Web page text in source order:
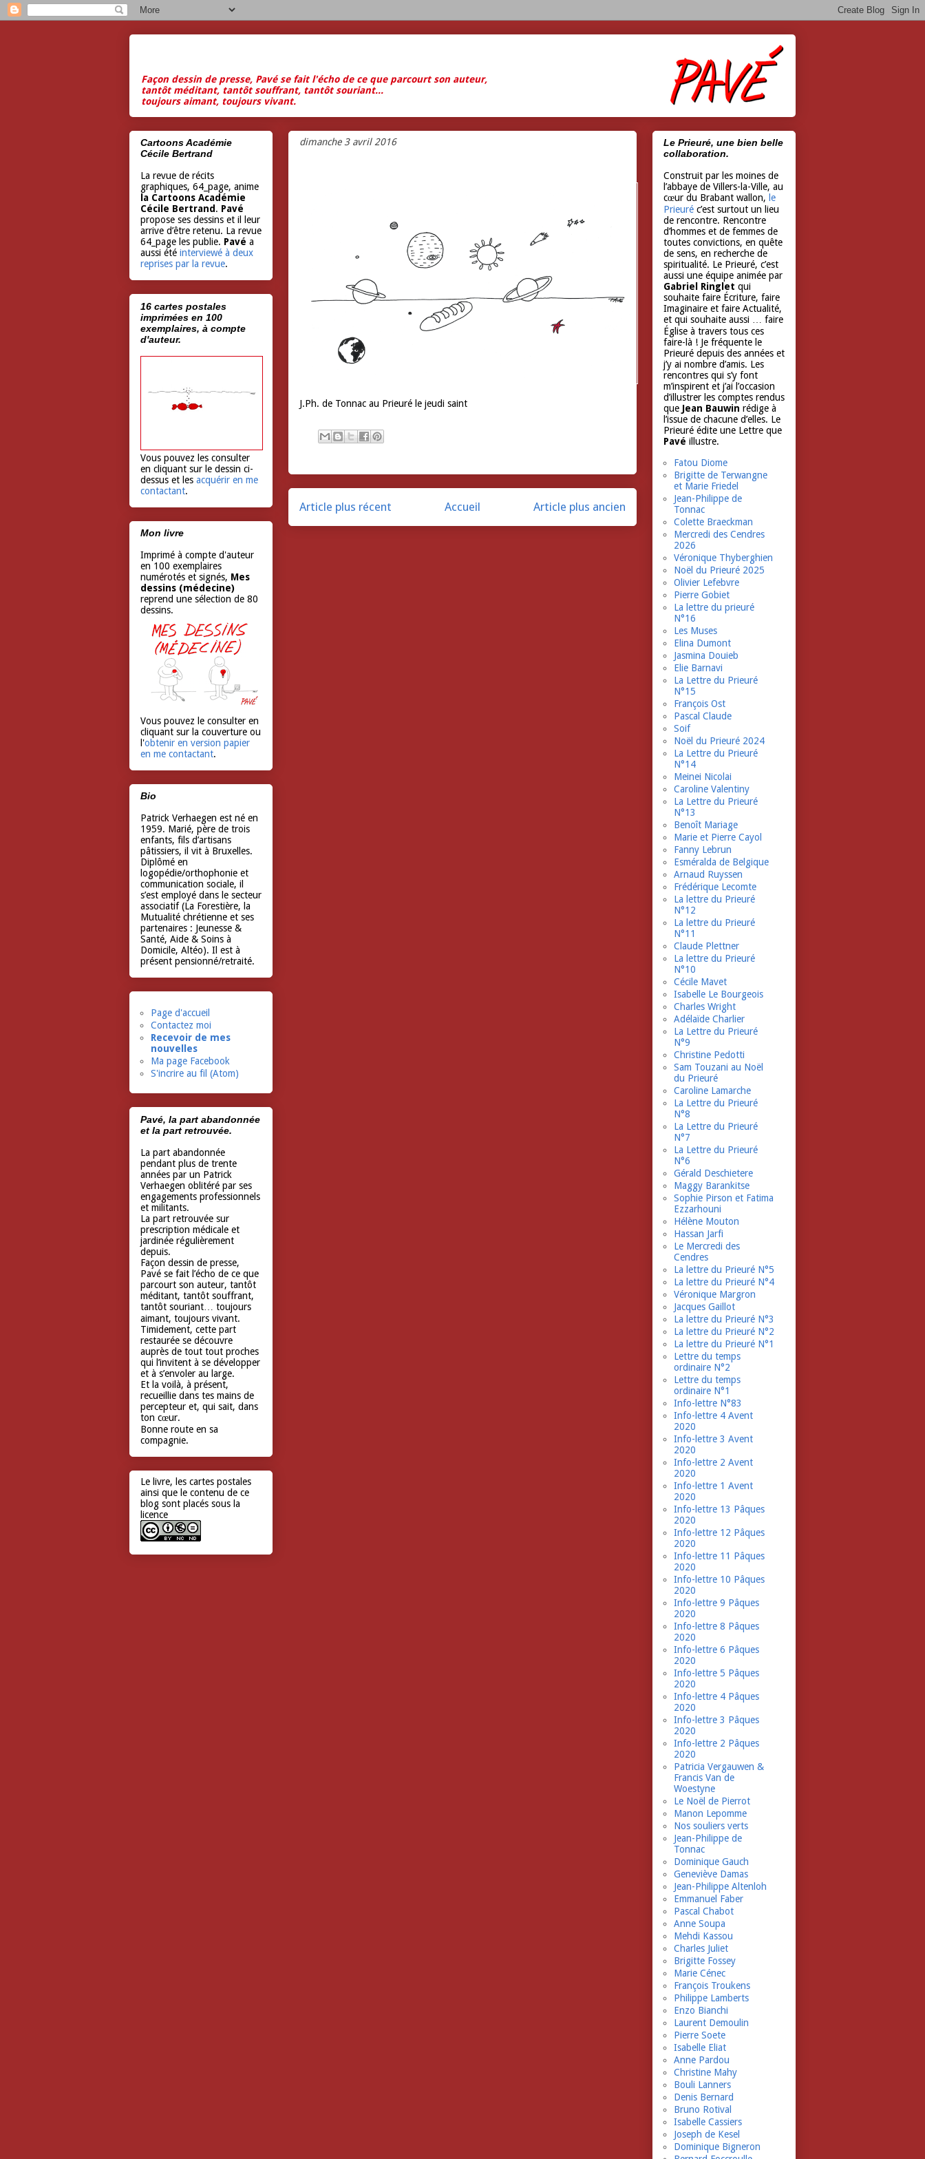
Façon dessin de presse, Pavé se fait l'écho de ce que parcourt son auteur,
tantôt méditant, tantôt souffrant, tantôt souriant...
toujours aimant, toujours vivant.
dimanche 3 avril 2016
J.Ph. de Tonnac au Prieuré le jeudi saint
Article plus récent Article plus ancien
Accueil
Cartoons Académie
Cécile Bertrand
La revue de récits
graphiques, 64_page, anime
la Cartoons Académie
Cécile Bertrand. Pavé
propose ses dessins et il leur
arrive d’être retenu. La revue
64_page les publie. Pavé a
aussi été interviewé à deux
reprises par la revue.
16 cartes postales
imprimées en 100
exemplaires, à compte
d'auteur.
Vous pouvez les consulter
en cliquant sur le dessin ci-
dessus et les acquérir en me
contactant.
Mon livre
Imprimé à compte d'auteur
en 100 exemplaires
numérotés et signés, Mes
dessins (médecine)
reprend une sélection de 80
dessins.
Vous pouvez le consulter en
cliquant sur la couverture ou
l'obtenir en version papier
en me contactant.
Bio
Patrick Verhaegen est né en
1959. Marié, père de trois
enfants, fils d’artisans
pâtissiers, il vit à Bruxelles.
Diplômé en
logopédie/orthophonie et
communication sociale, il
s’est employé dans le secteur
associatif (La Forestière, la
Mutualité chrétienne et ses
partenaires : Jeunesse &
Santé, Aide & Soins à
Domicile, Altéo). Il est à
présent pensionné/retraité.
Page d'accueil
Contactez moi
Recevoir de mes
nouvelles
Ma page Facebook
S'incrire au fil (Atom)
Pavé, la part abandonnée
et la part retrouvée.
La part abandonnée
pendant plus de trente
années par un Patrick
Verhaegen oblitéré par ses
engagements professionnels
et militants.
La part retrouvée sur
prescription médicale et
jardinée régulièrement
depuis.
Façon dessin de presse,
Pavé se fait l’écho de ce que
parcourt son auteur, tantôt
méditant, tantôt souffrant,
tantôt souriant… toujours
aimant, toujours vivant.
Timidement, cette part
restaurée se découvre
auprès de tout tout proches
qui l’invitent à se développer
et à s’envoler au large.
Et la voilà, à présent,
recueillie dans tes mains de
percepteur et, qui sait, dans
ton cœur.
Bonne route en sa
compagnie.
Le livre, les cartes postales
ainsi que le contenu de ce
blog sont placés sous la
licence
Le Prieuré, une bien belle
collaboration.
Construit par les moines de
l’abbaye de Villers-la-Ville, au
cœur du Brabant wallon, le
Prieuré c’est surtout un lieu
de rencontre. Rencontre
d’hommes et de femmes de
toutes convictions, en quête
de sens, en recherche de
spiritualité. Le Prieuré, c’est
aussi une équipe animée par
Gabriel Ringlet qui
souhaite faire Écriture, faire
Imaginaire et faire Actualité,
et qui souhaite aussi … faire
Église à travers tous ces
faire-là ! Je fréquente le
Prieuré depuis des années et
j’y ai nombre d’amis. Les
rencontres qui s’y font
m’inspirent et j’ai l’occasion
d’illustrer les comptes rendus
que Jean Bauwin rédige à
l’issue de chacune d’elles. Le
Prieuré édite une Lettre que
Pavé illustre.
Fatou Diome
Brigitte de Terwangne
et Marie Friedel
Jean-Philippe de
Tonnac
Colette Braeckman
Mercredi des Cendres
2026
Véronique Thyberghien
Noël du Prieuré 2025
Olivier Lefebvre
Pierre Gobiet
La lettre du prieuré
N°16
Les Muses
Elina Dumont
Jasmina Douieb
Elie Barnavi
La Lettre du Prieuré
N°15
François Ost
Pascal Claude
Soif
Noël du Prieuré 2024
La Lettre du Prieuré
N°14
Meinei Nicolai
Caroline Valentiny
La Lettre du Prieuré
N°13
Benoît Mariage
Marie et Pierre Cayol
Fanny Lebrun
Esméralda de Belgique
Arnaud Ruyssen
Frédérique Lecomte
La lettre du Prieuré
N°12
La lettre du Prieuré
N°11
Claude Plettner
La lettre du Prieuré
N°10
Cécile Mavet
Isabelle Le Bourgeois
Charles Wright
Adélaïde Charlier
La Lettre du Prieuré
N°9
Christine Pedotti
Sam Touzani au Noël
du Prieuré
Caroline Lamarche
La Lettre du Prieuré
N°8
La Lettre du Prieuré
N°7
La Lettre du Prieuré
N°6
Gérald Deschietere
Maggy Barankitse
Sophie Pirson et Fatima
Ezzarhouni
Hélène Mouton
Hassan Jarfi
Le Mercredi des
Cendres
La lettre du Prieuré N°5
La lettre du Prieuré N°4
Véronique Margron
Jacques Gaillot
La lettre du Prieuré N°3
La lettre du Prieuré N°2
La lettre du Prieuré N°1
Lettre du temps
ordinaire N°2
Lettre du temps
ordinaire N°1
Info-lettre N°83
Info-lettre 4 Avent
2020
Info-lettre 3 Avent
2020
Info-lettre 2 Avent
2020
Info-lettre 1 Avent
2020
Info-lettre 13 Pâques
2020
Info-lettre 12 Pâques
2020
Info-lettre 11 Pâques
2020
Info-lettre 10 Pâques
2020
Info-lettre 9 Pâques
2020
Info-lettre 8 Pâques
2020
Info-lettre 6 Pâques
2020
Info-lettre 5 Pâques
2020
Info-lettre 4 Pâques
2020
Info-lettre 3 Pâques
2020
Info-lettre 2 Pâques
2020
Patricia Vergauwen &
Francis Van de
Woestyne
Le Noël de Pierrot
Manon Lepomme
Nos souliers verts
Jean-Philippe de
Tonnac
Dominique Gauch
Geneviève Damas
Jean-Philippe Altenloh
Emmanuel Faber
Pascal Chabot
Anne Soupa
Mehdi Kassou
Charles Juliet
Brigitte Fossey
Marie Cénec
François Troukens
Philippe Lamberts
Enzo Bianchi
Laurent Demoulin
Pierre Soete
Isabelle Eliat
Anne Pardou
Christine Mahy
Bouli Lanners
Denis Bernard
Bruno Rotival
Isabelle Cassiers
Joseph de Kesel
Dominique Bigneron